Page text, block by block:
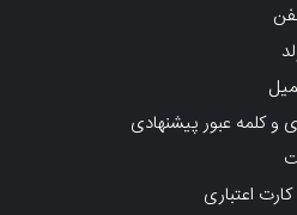
و کلمه عبور پیشنهادی
اعتباری